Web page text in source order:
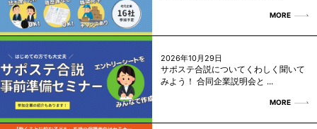
MORE
2026年10月29日
サポステ合説についてくわしく聞いて
みよう！ 合同企業説明会と ...
MORE